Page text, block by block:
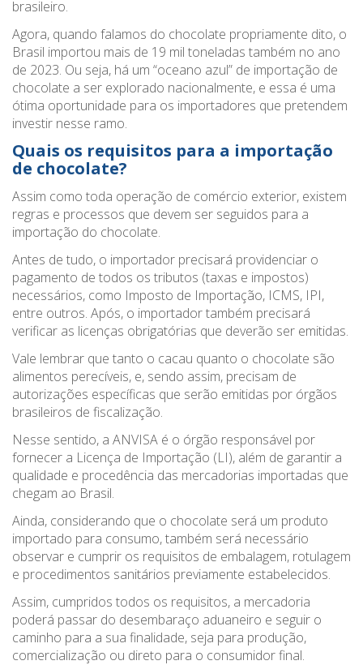
brasileiro.
Agora, quando falamos do chocolate propriamente dito, o
Brasil importou mais de 19 mil toneladas também no ano
de 2023. Ou seja, há um “oceano azul” de importação de
chocolate a ser explorado nacionalmente, e essa é uma
ótima oportunidade para os importadores que pretendem
investir nesse ramo.
Quais os requisitos para a importação
de chocolate?
Assim como toda operação de comércio exterior, existem
regras e processos que devem ser seguidos para a
importação do chocolate.
Antes de tudo, o importador precisará providenciar o
pagamento de todos os tributos (taxas e impostos)
necessários, como Imposto de Importação, ICMS, IPI,
entre outros. Após, o importador também precisará
verificar as licenças obrigatórias que deverão ser emitidas.
Vale lembrar que tanto o cacau quanto o chocolate são
alimentos perecíveis, e, sendo assim, precisam de
autorizações específicas que serão emitidas por órgãos
brasileiros de fiscalização.
Nesse sentido, a ANVISA é o órgão responsável por
fornecer a Licença de Importação (LI), além de garantir a
qualidade e procedência das mercadorias importadas que
chegam ao Brasil.
Ainda, considerando que o chocolate será um produto
importado para consumo, também será necessário
observar e cumprir os requisitos de embalagem, rotulagem
e procedimentos sanitários previamente estabelecidos.
Assim, cumpridos todos os requisitos, a mercadoria
poderá passar do desembaraço aduaneiro e seguir o
caminho para a sua finalidade, seja para produção,
comercialização ou direto para o consumidor final.